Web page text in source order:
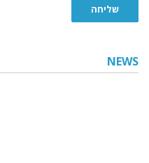
שליחה
NEWS